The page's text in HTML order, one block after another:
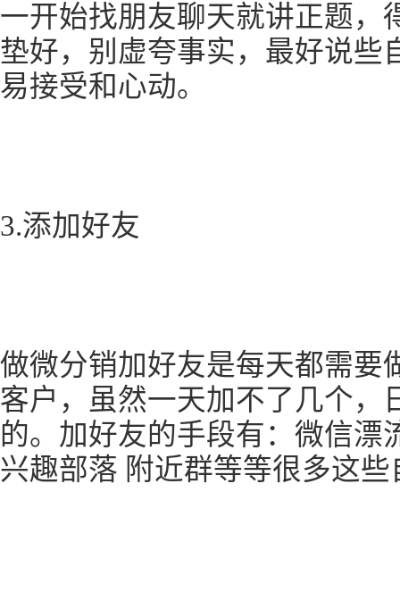
一开始找朋友聊天就讲正题，
垫好，别虚夸事实，最好说些
易接受和心动。
3.添加好友
做微分销加好友是每天都需要
客户，虽然一天加不了几个，
的。加好友的手段有：微信漂
兴趣部落 附近群等等很多这